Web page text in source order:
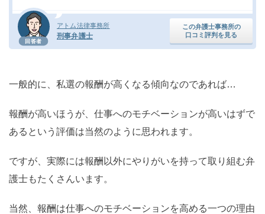
回答者
アトム法律事務所
刑事弁護士
この弁護士事務所の
口コミ評判を見る
一般的に、私選の報酬が高くなる傾向なのであれば…
報酬が高いほうが、仕事へのモチベーションが高いはずで
あるという評価は当然のように思われます。
ですが、実際には報酬以外にやりがいを持って取り組む弁
護士もたくさんいます。
当然、報酬は仕事へのモチベーションを高める一つの理由